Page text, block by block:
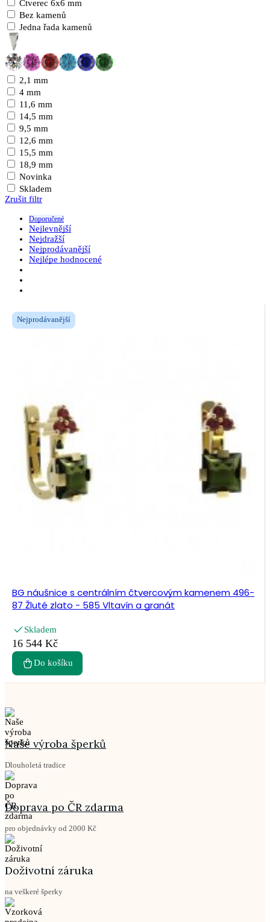
Čtverec 6x6 mm
Bez kamenů
Jedna řada kamenů
2,1 mm
4 mm
11,6 mm
14,5 mm
9,5 mm
12,6 mm
15,5 mm
18,9 mm
Novinka
Skladem
Zrušit filtr
Doporučené
Nejlevnější
Nejdražší
Nejprodávanější
Nejlépe hodnocené
Nejprodávanější
BG náušnice s centrálním čtvercovým kamenem 496-
87 Žluté zlato - 585 Vltavín a granát
Skladem
16 544 Kč
Do košíku
Naše výroba šperků
Dlouholetá tradice
Doprava po ČR zdarma
pro objednávky od 2000 Kč
Doživotní záruka
na veškeré šperky